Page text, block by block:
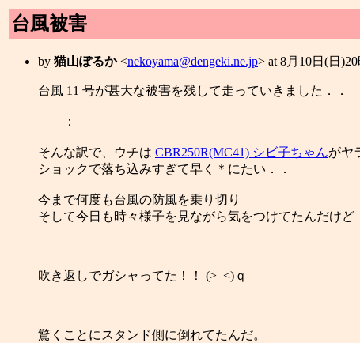
台風被害
by 猫山ぽるか<nekoyama@dengeki.ne.jp> at 8月10日(日
台風 11 号が甚大な被害を残して走っていきました．．
：
そんな訳で、ウチは CBR250R(MC41) シビ子ちゃんがヤ
ショックで落ち込みすぎて早く＊にたい．．
今まで何度も台風の防風を乗り切り
そして今日も時々様子を見ながら気をつけてたんだけど
吹き返しでガシャってた！！ (>_<)ｑ
驚くことにスタンド側に倒れてたんだ。